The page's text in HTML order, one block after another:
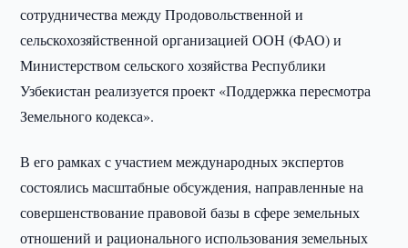
сотрудничества между Продовольственной и
сельскохозяйственной организацией ООН (ФАО) и
Министерством сельского хозяйства Республики
Узбекистан реализуется проект «Поддержка пересмотра
Земельного кодекса».
В его рамках с участием международных экспертов
состоялись масштабные обсуждения, направленные на
совершенствование правовой базы в сфере земельных
отношений и рационального использования земельных